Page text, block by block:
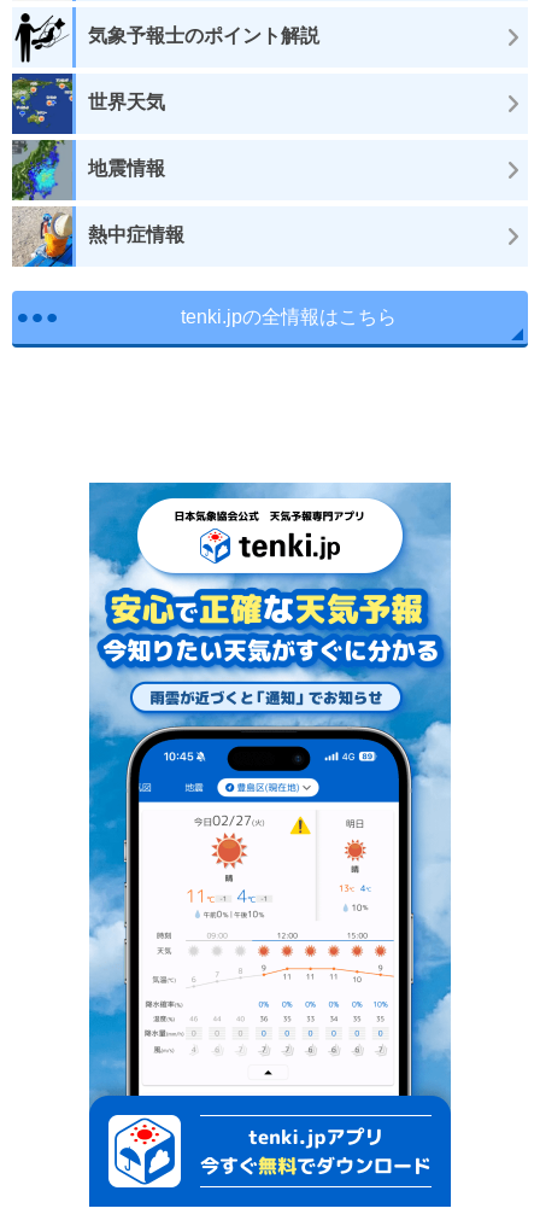
気象予報士のポイント解説
世界天気
地震情報
熱中症情報
tenki.jpの全情報はこちら